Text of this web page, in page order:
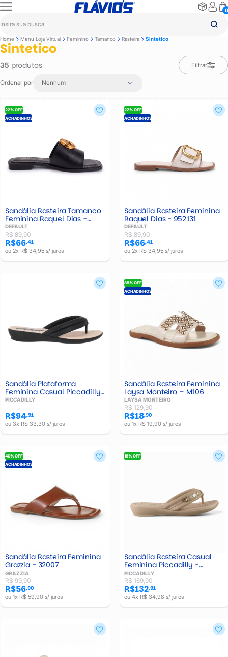
0
Home Menu Loja Virtual Feminino Tamanco Rasteira Sintetico
Sintetico
35 produtos Filtrar
Ordenar por Nenhum
22% OFF
ACHADINHOS
Sandália Rasteira Tamanco
Feminina Raquel Dias -
951927
DEFAULT
R$ 89,90
R$66,41
ou 2x R$ 34,95 s/ juros
22% OFF
ACHADINHOS
Sandália Rasteira Feminina
Raquel Dias - 952131
DEFAULT
R$ 89,90
R$66,41
ou 2x R$ 34,95 s/ juros
Sandália Plataforma
Feminina Casual Piccadilly
- 500401-31
PICCADILLY
R$94,91
ou 3x R$ 33,30 s/ juros
85% OFF
ACHADINHOS
Sandália Rasteira Feminina
Laysa Monteiro – M106
LAYSA MONTEIRO
R$ 129,90
R$18,90
ou 1x R$ 19,90 s/ juros
40% OFF
ACHADINHOS
Sandália Rasteira Feminina
Grazzia - 32007
GRAZZIA
R$ 99,90
R$56,90
ou 1x R$ 59,90 s/ juros
18% OFF
Sandália Rasteira Casual
Feminina Piccadilly -
500411-09
PICCADILLY
R$ 169,90
R$132,91
ou 4x R$ 34,98 s/ juros